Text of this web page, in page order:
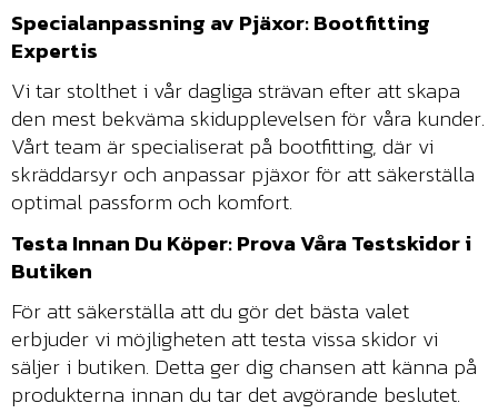
Specialanpassning av Pjäxor: Bootfitting
Expertis
Vi tar stolthet i vår dagliga strävan efter att skapa
den mest bekväma skidupplevelsen för våra kunder.
Vårt team är specialiserat på bootfitting, där vi
skräddarsyr och anpassar pjäxor för att säkerställa
optimal passform och komfort.
Testa Innan Du Köper: Prova Våra Testskidor i
Butiken
För att säkerställa att du gör det bästa valet
erbjuder vi möjligheten att testa vissa skidor vi
säljer i butiken. Detta ger dig chansen att känna på
produkterna innan du tar det avgörande beslutet.